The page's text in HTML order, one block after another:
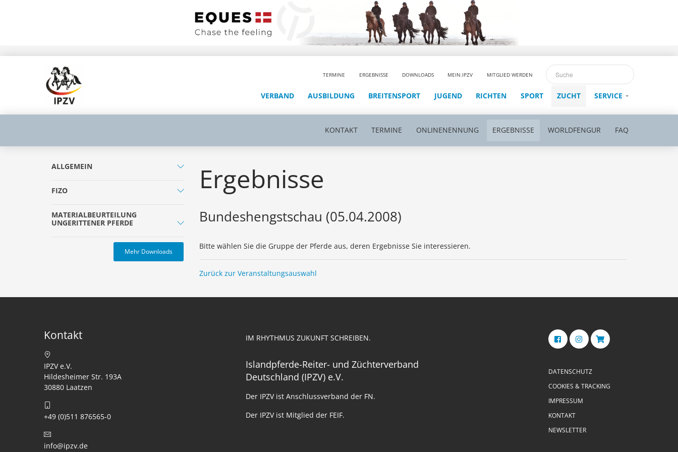
TERMINE ERGEBNISSE DOWNLOADS MEIN.IPZV MITGLIED WERDEN
VERBAND AUSBILDUNG BREITENSPORT JUGEND RICHTEN SPORT ZUCHT SERVICE
KONTAKT TERMINE ONLINENENNUNG ERGEBNISSE WORLDFENGUR FAQ
ALLGEMEIN
FIZO
MATERIALBEURTEILUNG
UNGERITTENER PFERDE
Mehr Downloads
Ergebnisse
Bundeshengstschau (05.04.2008)
Bitte wählen Sie die Gruppe der Pferde aus, deren Ergebnisse Sie interessieren.
Zurück zur Veranstaltungsauswahl
Kontakt
IPZV e.V.
Hildesheimer Str. 193A
30880 Laatzen
+49 (0)511 876565-0
info@ipzv.de
IM RHYTHMUS ZUKUNFT SCHREIBEN.
Islandpferde-Reiter- und Züchterverband
Deutschland (IPZV) e.V.
Der IPZV ist Anschlussverband der FN.
Der IPZV ist Mitglied der FEIF.
DATENSCHUTZ
COOKIES & TRACKING
IMPRESSUM
KONTAKT
NEWSLETTER